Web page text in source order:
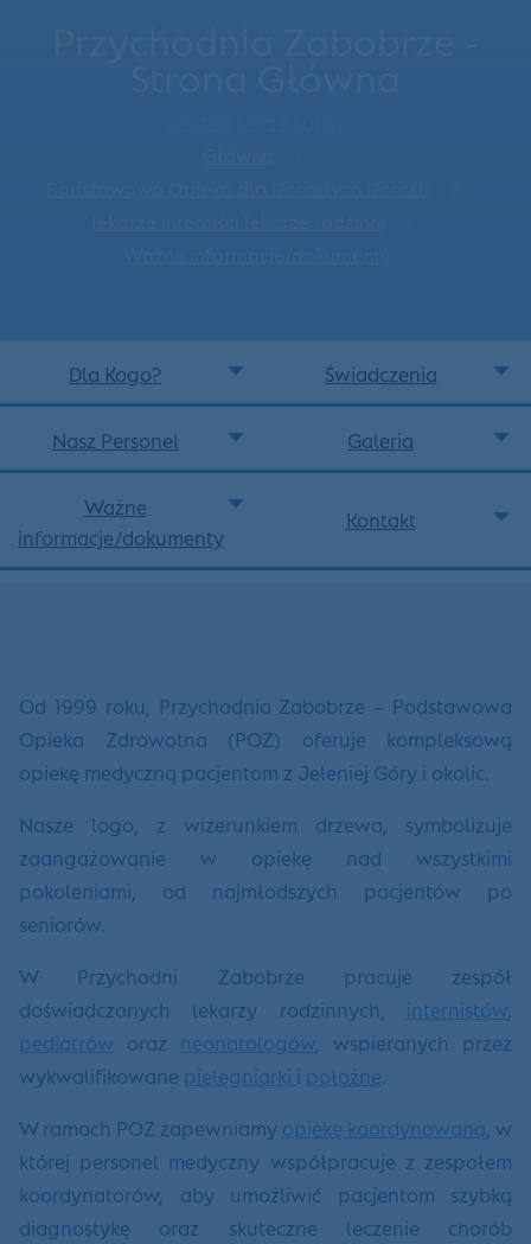
Dla Kogo? Świadczenia
Nasz Personel Galeria
Ważne
informacje/dokumenty
Kontakt
Od 1999 roku, Przychodnia Zabobrze – Podstawowa
Opieka Zdrowotna (POZ) oferuje kompleksową
opiekę medyczną pacjentom z Jeleniej Góry i okolic.
Nasze logo, z wizerunkiem drzewa, symbolizuje
zaangażowanie w opiekę nad wszystkimi
pokoleniami, od najmłodszych pacjentów po
seniorów.
W Przychodni Zabobrze pracuje zespół
doświadczonych lekarzy rodzinnych, internistów
pediatrów oraz neonatologów , wspieranych przez
wykwalifikowane pielęgniarki i położne
W ramach POZ zapewniamy opiekę koordynowaną , w
której personel medyczny współpracuje z zespołem
koordynatorów, aby umożliwić pacjentom szybką
diagnostykę oraz skuteczne leczenie chorób